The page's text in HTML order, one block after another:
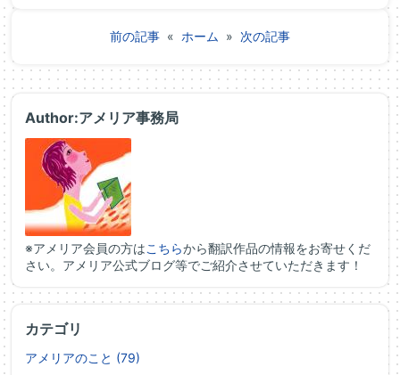
前の記事 « ホーム » 次の記事
Author:アメリア事務局
※アメリア会員の方はこちらから翻訳作品の情報をお寄せくだ
さい。アメリア公式ブログ等でご紹介させていただきます！
カテゴリ
アメリアのこと (79)